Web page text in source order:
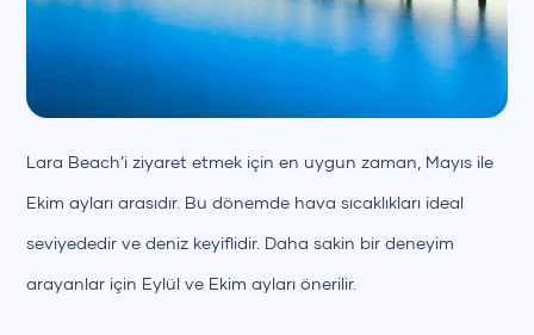
Lara Beach’i ziyaret etmek için en uygun zaman, Mayıs ile
Ekim ayları arasıdır. Bu dönemde hava sıcaklıkları ideal
seviyededir ve deniz keyiflidir. Daha sakin bir deneyim
arayanlar için Eylül ve Ekim ayları önerilir.